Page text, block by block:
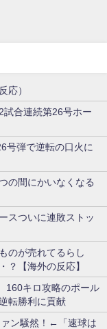
応）
試合連続第26号ホー
号弾で逆転の口火に
の間にかいなくなる
スついに連敗ストッ
のが売れてるらし
？【海外の反応】
160キロ攻略のポール
転勝利に貢献
ン騒然！←「速球は